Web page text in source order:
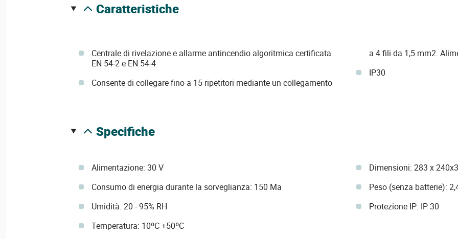
caratteristiche
Centrale di rivelazione e allarme antincendio algoritmica certificata
EN 54-2 e EN 54-4
Consente di collegare fino a 15 ripetitori mediante un collegamento
a 4 fili
IP30
specifiche
Alimentazione: 30 V
Consumo di energia durante la sorveglianza: 150 Ma
Umidità: 20 - 95% RH
Temperatura: 10ºC +50ºC
Dimensioni: 283 x
Peso (senza batterie):
Protezione IP: IP 30